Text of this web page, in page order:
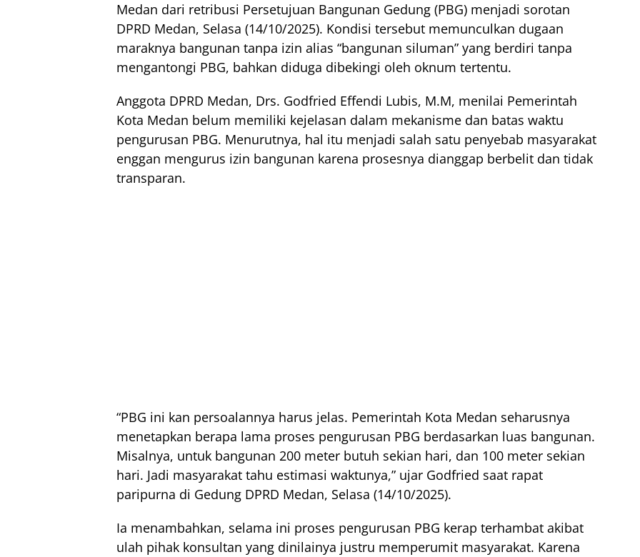
Medan dari retribusi Persetujuan Bangunan Gedung (PBG) menjadi sorotan
DPRD Medan, Selasa (14/10/2025). Kondisi tersebut memunculkan dugaan
maraknya bangunan tanpa izin alias “bangunan siluman” yang berdiri tanpa
mengantongi PBG, bahkan diduga dibekingi oleh oknum tertentu.
Anggota DPRD Medan, Drs. Godfried Effendi Lubis, M.M, menilai Pemerintah
Kota Medan belum memiliki kejelasan dalam mekanisme dan batas waktu
pengurusan PBG. Menurutnya, hal itu menjadi salah satu penyebab masyarakat
enggan mengurus izin bangunan karena prosesnya dianggap berbelit dan tidak
transparan.
“PBG ini kan persoalannya harus jelas. Pemerintah Kota Medan seharusnya
menetapkan berapa lama proses pengurusan PBG berdasarkan luas bangunan.
Misalnya, untuk bangunan 200 meter butuh sekian hari, dan 100 meter sekian
hari. Jadi masyarakat tahu estimasi waktunya,” ujar Godfried saat rapat
paripurna di Gedung DPRD Medan, Selasa (14/10/2025).
Ia menambahkan, selama ini proses pengurusan PBG kerap terhambat akibat
ulah pihak konsultan yang dinilainya justru memperumit masyarakat. Karena